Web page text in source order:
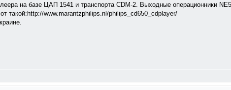
на базе ЦАП 1541 и транспорта CDM-2. Выходные операционники
такой:http://www.marantzphilips.nl/philips_cd650_cdplayer/